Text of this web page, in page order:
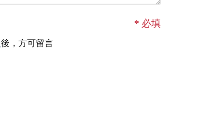
* 必填
後，方可留言